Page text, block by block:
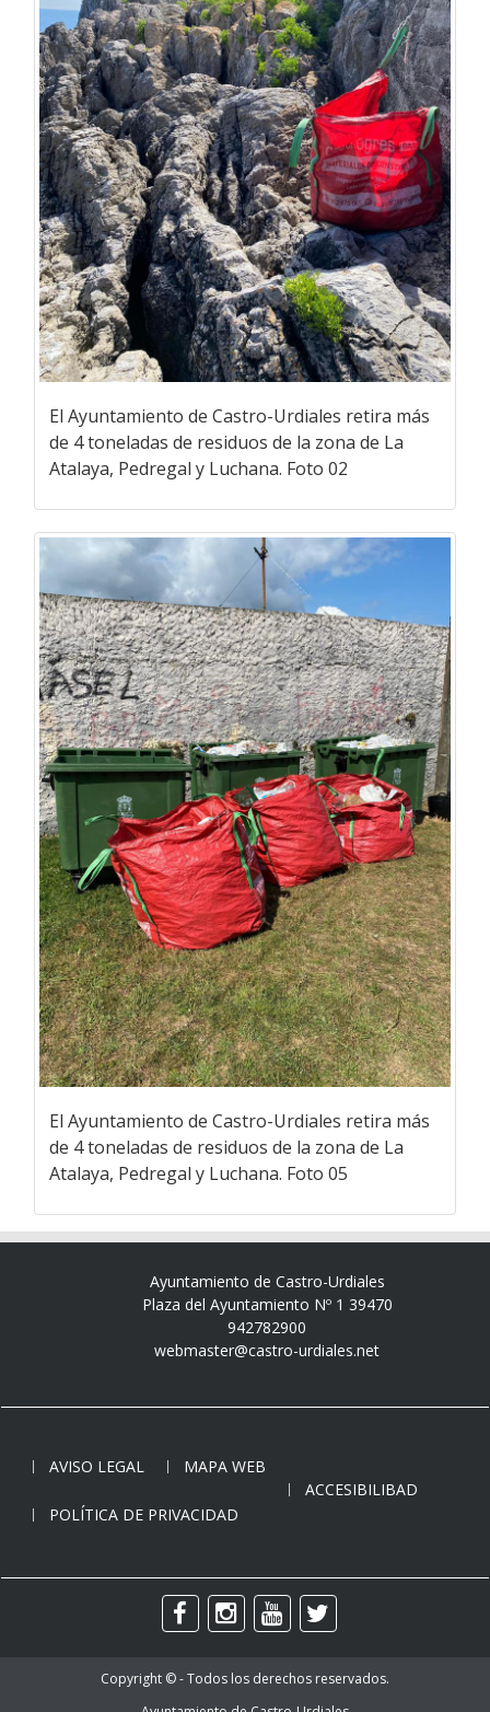
El Ayuntamiento de Castro-Urdiales retira más
de 4 toneladas de residuos de la zona de La
Atalaya, Pedregal y Luchana. Foto 02
El Ayuntamiento de Castro-Urdiales retira más
de 4 toneladas de residuos de la zona de La
Atalaya, Pedregal y Luchana. Foto 05
Ayuntamiento de Castro-Urdiales
Plaza del Ayuntamiento Nº 1 39470
942782900
webmaster@castro-urdiales.net
AVISO LEGAL
MAPA WEB
ACCESIBILIBAD
POLÍTICA DE PRIVACIDAD
Copyright © - Todos los derechos reservados.